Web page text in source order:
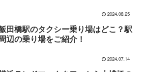
2024.08.25
田橋駅のタクシー乗り場はどこ？駅
辺の乗り場をご紹介！
2024.07.14